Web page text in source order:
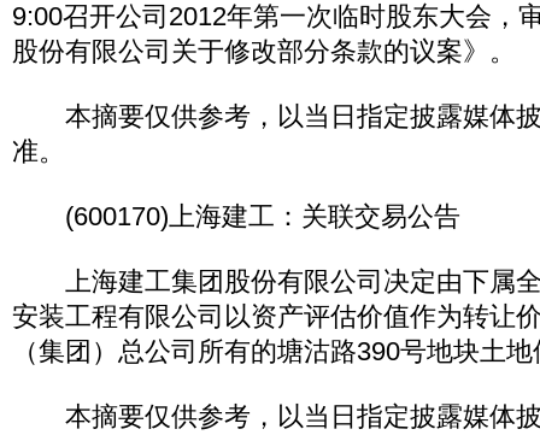
9:00召开公司2012年第一次临时股东大会，
股份有限公司关于修改部分条款的议案》。
本摘要仅供参考，以当日指定披露媒体
准。
(600170)上海建工：关联交易公告
上海建工集团股份有限公司决定由下属
安装工程有限公司以资产评估价值作为转让
（集团）总公司所有的塘沽路390号地块土
本摘要仅供参考，以当日指定披露媒体